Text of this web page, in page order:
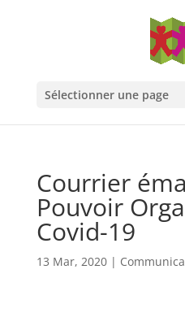
Sélectionner une page
Courrier
Pouvoir
Covid-19
13 Mar, 2020|